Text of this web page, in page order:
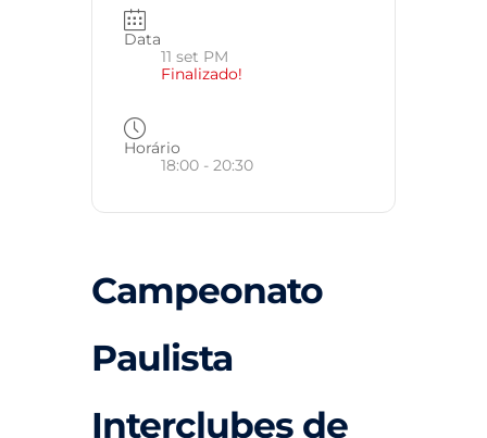
Data
11 set PM
Finalizado!
Horário
18:00 - 20:30
Campeonato
Paulista
Interclubes de